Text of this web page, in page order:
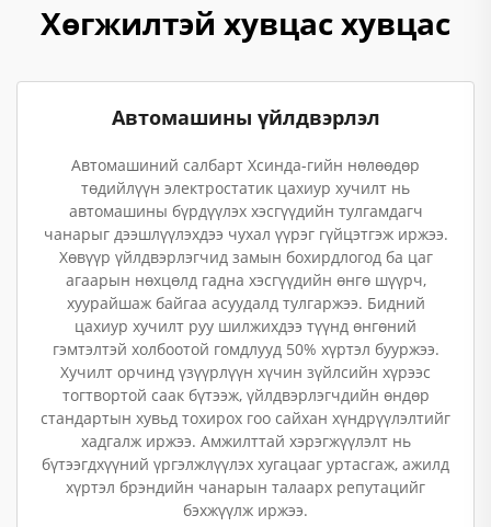
Хөгжилтэй хувцас хувцас
Автомашины үйлдвэрлэл
Автомашиний салбарт Хсинда-гийн нөлөөдөр
төдийлүүн электростатик цахиур хучилт нь
автомашины бүрдүүлэх хэсгүүдийн тулгамдагч
чанарыг дээшлүүлэхдээ чухал үүрэг гүйцэтгэж иржээ.
Хөвүүр үйлдвэрлэгчид замын бохирдлогод ба цаг
агаарын нөхцөлд гадна хэсгүүдийн өнгө шүүрч,
хуурайшаж байгаа асуудалд тулгаржээ. Бидний
цахиур хучилт руу шилжихдээ түүнд өнгөний
гэмтэлтэй холбоотой гомдлууд 50% хүртэл бууржээ.
Хучилт орчинд үзүүрлүүн хүчин зүйлсийн хүрээс
тогтвортой саак бүтээж, үйлдвэрлэгчдийн өндөр
стандартын хувьд тохирох гоо сайхан хүндрүүлэлтийг
хадгалж иржээ. Амжилттай хэрэгжүүлэлт нь
бүтээгдхүүний үргэлжлүүлэх хугацааг уртасгаж, ажилд
хүртэл брэндийн чанарын талаарх репутацийг
бэхжүүлж иржээ.